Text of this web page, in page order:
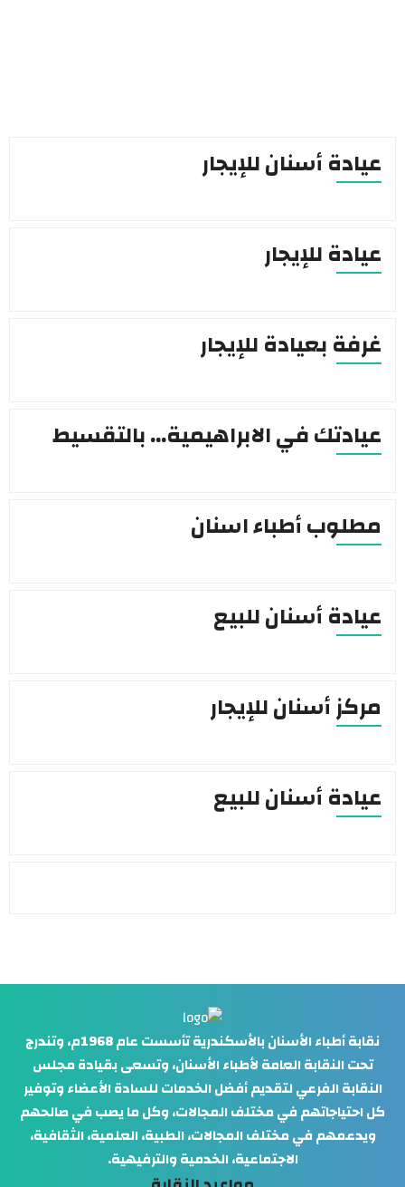
عيادة أسنان للإيجار
عيادة للإيجار
غرفة بعيادة للإيجار
عيادتك في الابراهيمية… بالتقسيط
مطلوب أطباء اسنان
عيادة أسنان للبيع
مركز أسنان للإيجار
عيادة أسنان للبيع
نقابة أطباء الأسنان بالأسكندرية تأسست عام 1968م، وتندرج
تحت النقابة العامة لأطباء الأسنان، وتسعى بقيادة مجلس
النقابة الفرعي لتقديم أفضل الخدمات للسادة الأعضاء وتوفير
كل احتياجاتهم في مختلف المجالات، وكل ما يصب في صالحهم
ويدعمهم في مختلف المجالات، الطبية، العلمية، الثقافية،
الاجتماعية، الخدمية والترفيهية.